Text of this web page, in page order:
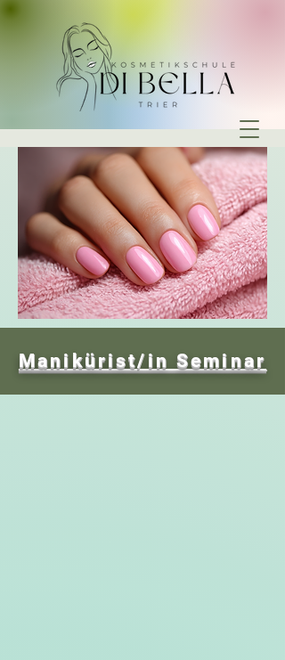
Manikürist/in Seminar